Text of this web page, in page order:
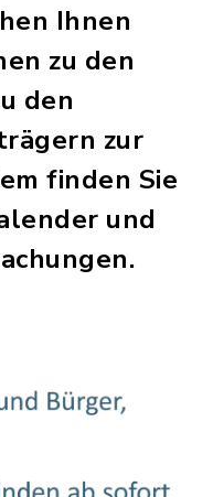
Ihnen
zu den
den
zur
finden Sie
und